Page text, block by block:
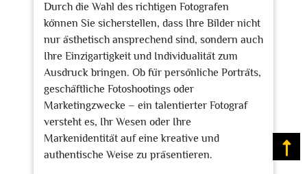
Durch die Wahl des richtigen Fotografen
können Sie sicherstellen, dass Ihre Bilder nicht
nur ästhetisch ansprechend sind, sondern auch
Ihre Einzigartigkeit und Individualität zum
Ausdruck bringen. Ob für persönliche Porträts,
geschäftliche Fotoshootings oder
Marketingzwecke – ein talentierter Fotograf
versteht es, Ihr Wesen oder Ihre
Markenidentität auf eine kreative und
authentische Weise zu präsentieren.